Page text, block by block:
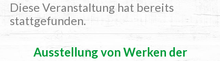
Diese Veranstaltung hat bereits
stattgefunden.
Aus­stel­lung von Wer­ken der